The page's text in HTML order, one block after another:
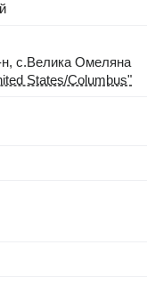
н, с.Велика Омеляна
States/Columbus"